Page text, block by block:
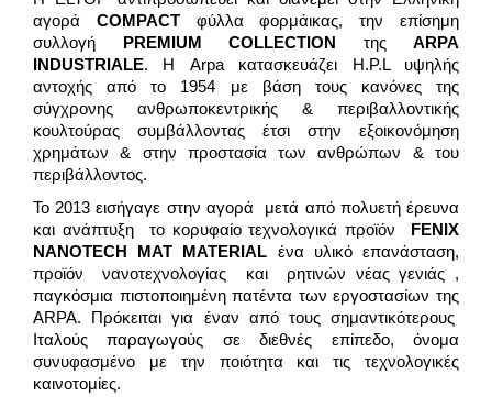
αγορά COMPACTφύλλα φορμάικας, την επίσημη
συλλογή PREMIUM COLLECTION της ARPA
INDUSTRIALE. Η Arpa κατασκευάζει H.P.L υψηλής
αντοχής από το 1954 με βάση τους κανόνες της
σύγχρονης ανθρωποκεντρικής & περιβαλλοντικής
κουλτούρας συμβάλλοντας έτσι στην εξοικονόμηση
χρημάτων & στην προστασία των ανθρώπων & του
περιβάλλοντος.
Το 2013 εισήγαγε στην αγορά μετά από πολυετή έρευνα
και ανάπτυξη το κορυφαίο τεχνολογικά προϊόν FENIX
NANOTECH
MAT MATERIAL ένα υλικό επανάσταση,
προϊόν νανοτεχνολογίας και ρητινών νέας γενιάς ,
παγκόσμια πιστοποιημένη πατέντα των εργοστασίων της
ARPA. Πρόκειται για έναν από τους σημαντικότερους
Ιταλούς παραγωγούς σε διεθνές επίπεδο, όνομα
συνυφασμένο με την ποιότητα και τις τεχνολογικές
καινοτομίες.